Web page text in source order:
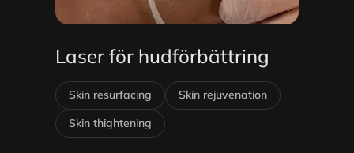
Laser för hudförbättring
Skin resurfacing
Skin rejuvenation
Skin thightening